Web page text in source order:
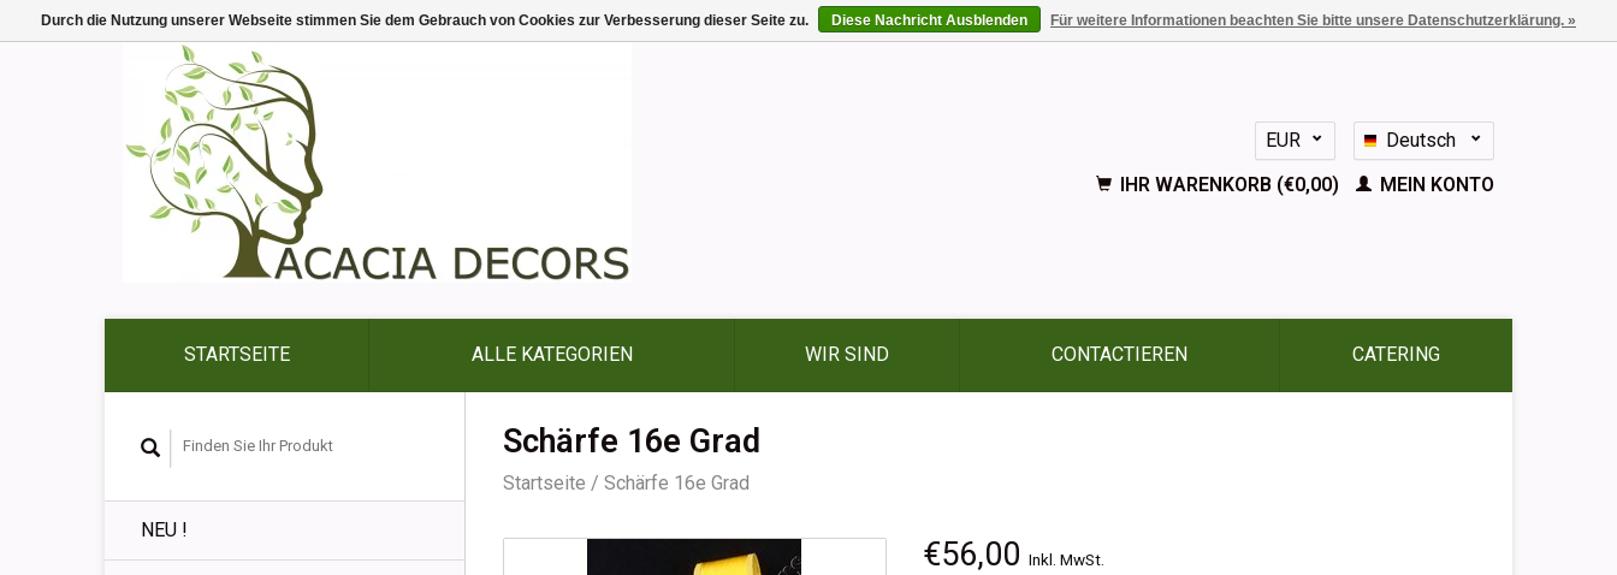
EUR
GBP
Deutsch
Nederlands
English
IHR WARENKORB (€0,00) MEIN KONTO
STARTSEITE ALLE KATEGORIEN WIR SIND CONTACTIEREN CATERING
NEU !
Schärfe 16e Grad
Startseite / Schärfe 16e Grad
€56,00Inkl. MwSt.
Durch die Nutzung unserer Webseite stimmen Sie dem Gebrauch von Cookies zur Verbesserung dieser Seite zu. Diese Nachricht Ausblenden Für weitere Informationen beachten Sie bitte unsere Datenschutzerklärung. »